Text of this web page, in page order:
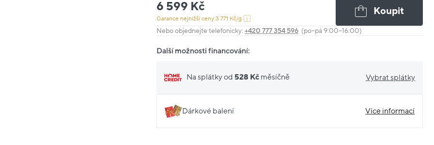
6 599 Kč
Garance nejnižší ceny:3 771 Kč/g
Koupit
Nebo objednejte telefonicky:+420 777 354 596 (po–pá 9:00–16:00)
Další možnosti financování:
Na splátky od 528 Kč měsíčně Vybrat splátky
Dárkové balení Více informací